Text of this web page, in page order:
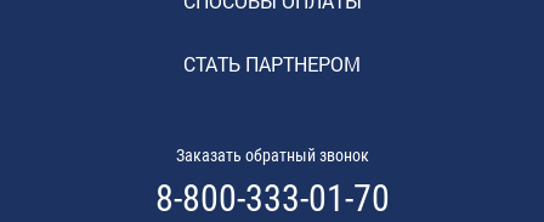
СТАТЬ ПАРТНЕРОМ
Заказать обратный звонок
8-800-333-01-70